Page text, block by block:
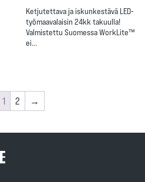
Ketjutettava ja iskunkestävä LED-
työmaavalaisin 24kk takuulla!
Valmistettu Suomessa WorkLite™
ei…
1 2 →